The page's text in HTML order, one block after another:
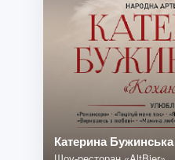
Катерина Бужинська